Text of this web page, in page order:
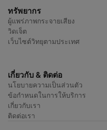
ทรัพยากร
ผู้แพร่ภาพกระจายเสียง
วิดเจ็ต
เว็บไซต์วิทยุตามประเทศ
เกี่ยวกับ & ติดต่อ
นโยบายความเป็นส่วนตัว
ข้อกำหนดในการให้บริการ
เกี่ยวกับเรา
ติดต่อเรา